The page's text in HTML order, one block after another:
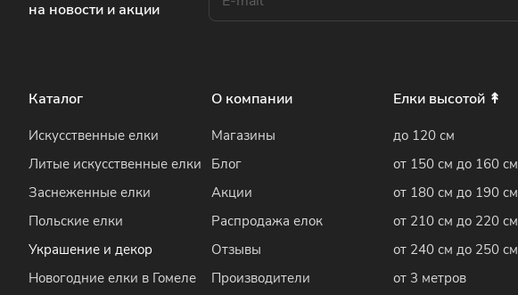
на новости и акции
Каталог
Искусственные елки
Литые искусственные елки
Заснеженные елки
Польские елки
Украшение и декор
Новогодние елки в Гомеле
О компании
Магазины
Блог
Акции
Распродажа елок
Отзывы
Производители
Елки высотой ↟
до 120 см
от 150 см до 160 см
от 180 см до 190 см
от 210 см до 220 см
от 240 см до 250 см
от 3 метров